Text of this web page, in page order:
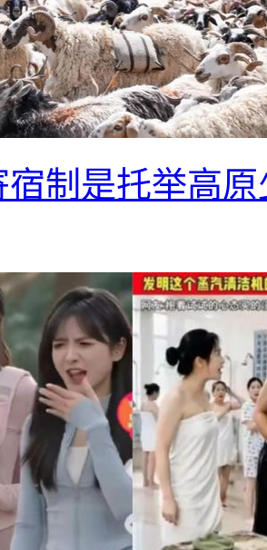
宿制是托举高